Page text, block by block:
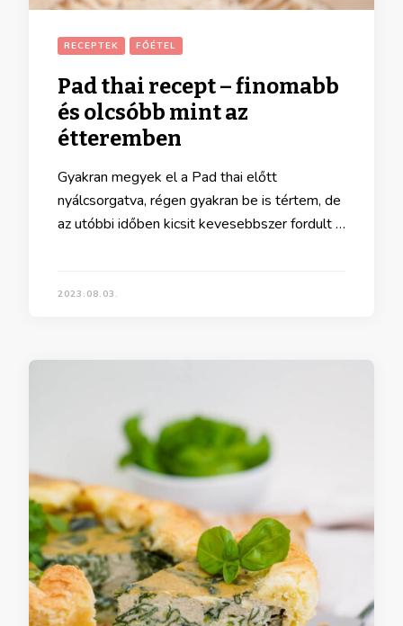
RECEPTEK FŐÉTEL
Pad thai recept – finomabb
és olcsóbb mint az
étteremben
Gyakran megyek el a Pad thai előtt
nyálcsorgatva, régen gyakran be is tértem, de
az utóbbi időben kicsit kevesebbszer fordult …
2023.08.03.